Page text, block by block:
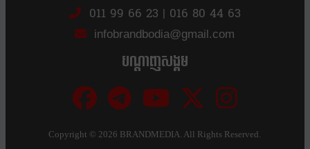
011 99 66 23 | 016 80 44 63
infobrandbodia@gmail.com
បណ្ដាញសង្គម
Copyright ©2026 BRANDMEDIA. All Rights Reserved.